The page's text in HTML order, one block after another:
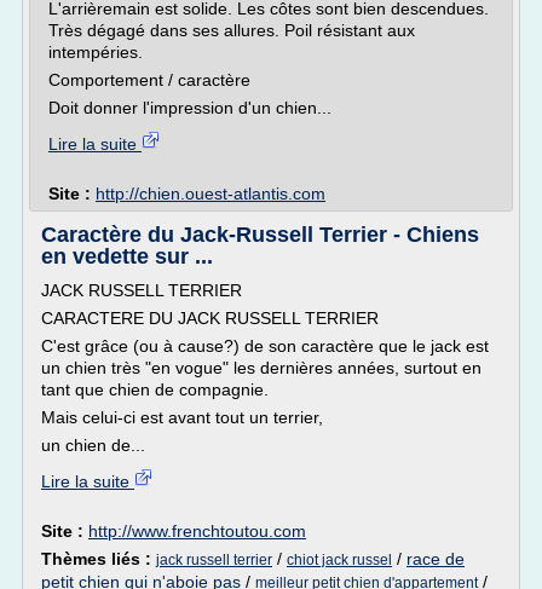
L'arrièremain est solide. Les côtes sont bien descendues.
Très dégagé dans ses allures. Poil résistant aux
intempéries.
Comportement / caractère
Doit donner l'impression d'un chien...
Lire la suite
Site : http://chien.ouest-atlantis.com
Caractère du Jack-Russell Terrier - Chiens
en vedette sur ...
JACK RUSSELL TERRIER
CARACTERE DU JACK RUSSELL TERRIER
C'est grâce (ou à cause?) de son caractère que le jack est
un chien très "en vogue" les dernières années, surtout en
tant que chien de compagnie.
Mais celui-ci est avant tout un terrier,
un chien de...
Lire la suite
Site : http://www.frenchtoutou.com
Thèmes liés : jack russell terrier / chiot jack russel / race de
petit chien qui n'aboie pas / meilleur petit chien d'appartement/